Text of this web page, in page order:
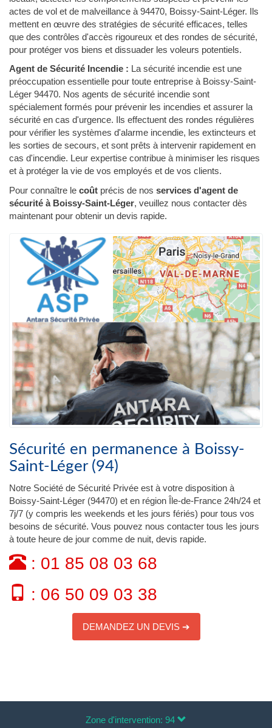
actes de vol et de malveillance à 94470, Boissy-Saint-Léger. Ils
mettent en œuvre des stratégies de sécurité efficaces, telles
que des contrôles d'accès rigoureux et des rondes de sécurité,
pour protéger vos biens et dissuader les voleurs potentiels.
Agent de Sécurité Incendie : La sécurité incendie est une
préoccupation essentielle pour toute entreprise à Boissy-Saint-
Léger 94470. Nos agents de sécurité incendie sont
spécialement formés pour prévenir les incendies et assurer la
sécurité en cas d'urgence. Ils effectuent des rondes régulières
pour vérifier les systèmes d'alarme incendie, les extincteurs et
les sorties de secours, et sont prêts à intervenir rapidement en
cas d'incendie. Leur expertise contribue à minimiser les risques
et à protéger la vie de vos employés et de vos clients.
Pour connaître le coût précis de nos services d'agent de
sécurité à Boissy-Saint-Léger, veuillez nous contacter dès
maintenant pour obtenir un devis rapide.
Sécurité en permanence à Boissy-
Saint-Léger (94)
Notre Société de Sécurité Privée est à votre disposition à
Boissy-Saint-Léger (94470) et en région Île-de-France 24h/24 et
7j/7 (y compris les weekends et les jours fériés) pour tous vos
besoins de sécurité. Vous pouvez nous contacter tous les jours
à toute heure de jour comme de nuit, devis rapide.
: 01 85 08 03 68
: 06 50 09 03 38
DEMANDEZ UN DEVIS ➔
Zone d'intervention: 94